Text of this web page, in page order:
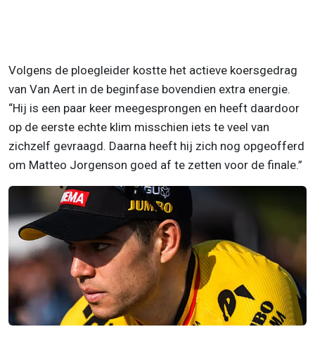
Volgens de ploegleider kostte het actieve koersgedrag
van Van Aert in de beginfase bovendien extra energie.
“Hij is een paar keer meegesprongen en heeft daardoor
op de eerste echte klim misschien iets te veel van
zichzelf gevraagd. Daarna heeft hij zich nog opgeofferd
om Matteo Jorgenson goed af te zetten voor de finale.”